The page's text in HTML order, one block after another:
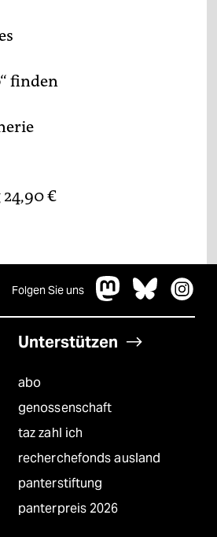
finden
24,90 €
Folgen Sie uns
Unterstützen
abo
genossenschaft
taz zahl ich
recherchefonds ausland
panterstiftung
panterpreis 2026